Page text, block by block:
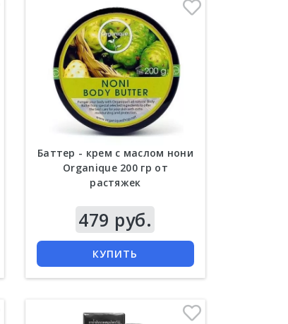
Тайская зубная паста Yim
Siam 25 гр в круглой баночке
208 руб.
КУПИТЬ
Баттер - крем с маслом нони
Organique 200 гр от
растяжек
479 руб.
КУПИТЬ